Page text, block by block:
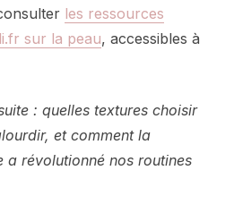
les ressources
sur la peau, accessibles à
: quelles textures choisir
et comment la
a révolutionné nos routines